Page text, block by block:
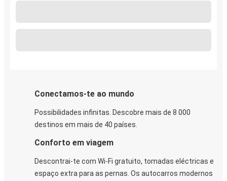
Conectamos-te ao mundo
Possibilidades infinitas. Descobre mais de 8 000
destinos em mais de 40 países.
Conforto em viagem
Descontrai-te com Wi-Fi gratuito, tomadas eléctricas e
espaço extra para as pernas. Os autocarros modernos